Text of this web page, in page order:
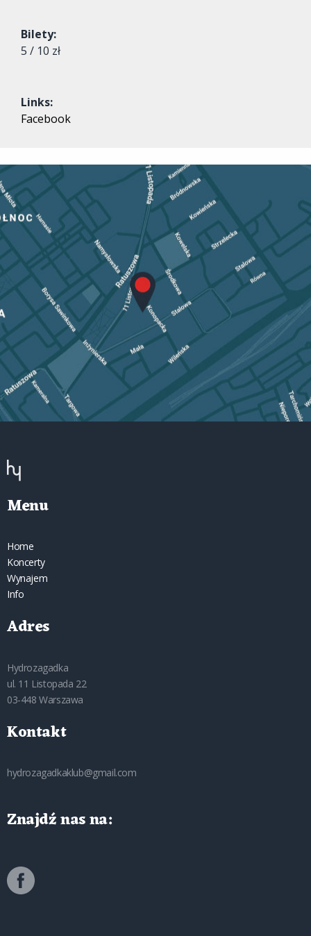
Bilety:
5 / 10 zł
Links:
Facebook
Menu
Home
Koncerty
Wynajem
Info
Adres
Hydrozagadka
ul. 11 Listopada 22
03-448 Warszawa
Kontakt
hydrozagadkaklub@gmail.com
Znajdź nas na: